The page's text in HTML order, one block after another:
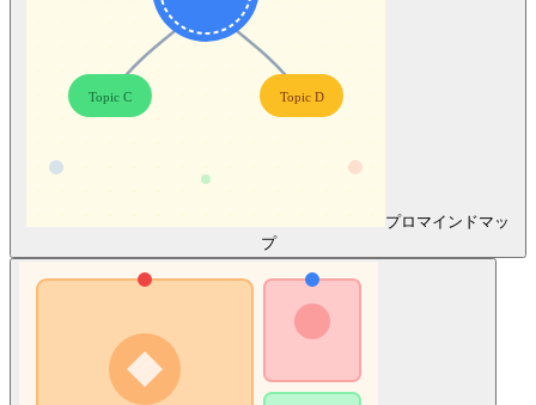
プロ マインドマッ
プ